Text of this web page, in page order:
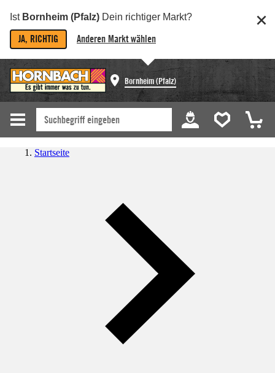
Ist Bornheim (Pfalz) Dein richtiger Markt?
JA, RICHTIG Anderen Markt wählen
Bornheim (Pfalz)
Startseite